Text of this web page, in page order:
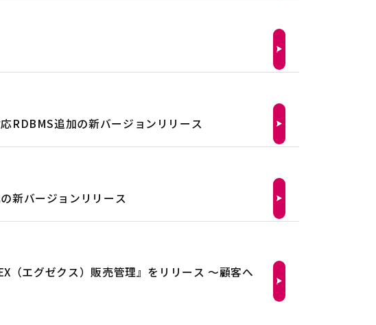
RDBMS追加の新バージョンリリース
新バージョンリリース
（エグゼクス）販売管理』をリリース ～顧客へ